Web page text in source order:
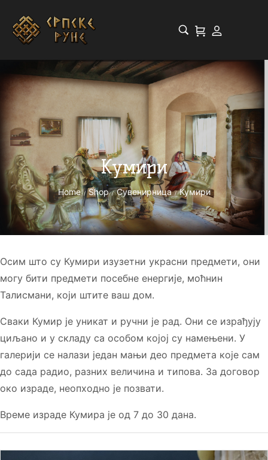
Кумири
Home / Shop / Сувенирница / Кумири
Осим што су Кумири изузетни украсни предмети, они
могу бити предмети посебне енергије, моћнин
Талисмани, који штите ваш дом.
Сваки Кумир је уникат и ручни је рад. Они се израђују
циљано и у складу са особом којој су намењени. У
галерији се налази један мањи део предмета које сам
до сада радио, разних величина и типова. За договор
око израде, неопходно је позвати.
Време израде Кумира је од 7 до 30 дана.